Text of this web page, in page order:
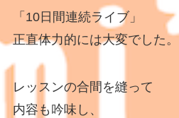
「10日間連続ライブ」
正直体力的には大変でした。
レッスンの合間を縫って
内容も吟味し、